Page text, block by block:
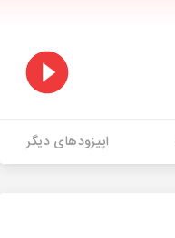
اپیزودهای دیگر